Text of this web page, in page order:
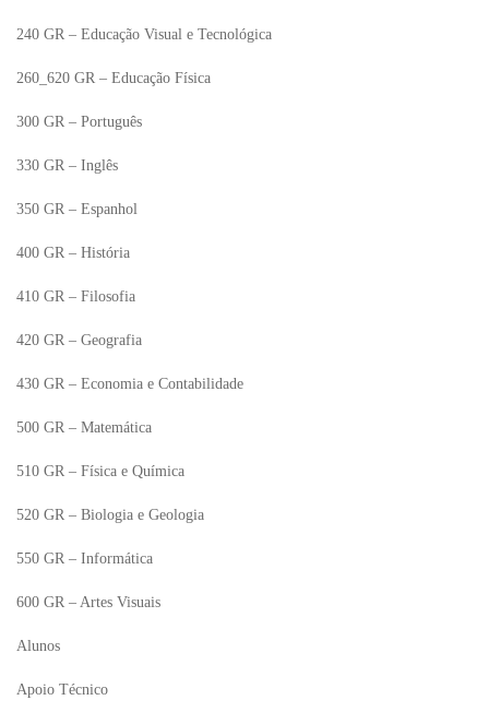
240 GR – Educação Visual e Tecnológica
260_620 GR – Educação Física
300 GR – Português
330 GR – Inglês
350 GR – Espanhol
400 GR – História
410 GR – Filosofia
420 GR – Geografia
430 GR – Economia e Contabilidade
500 GR – Matemática
510 GR – Física e Química
520 GR – Biologia e Geologia
550 GR – Informática
600 GR – Artes Visuais
Alunos
Apoio Técnico